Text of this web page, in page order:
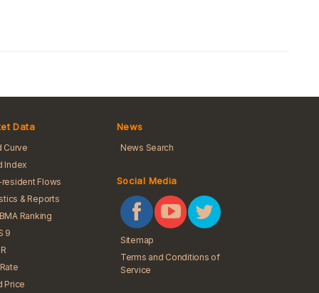
Data
Curve
Index
Flows
& Reports
Ranking
9
Price
News
News Search
Social Media
Sitemap
Terms and Conditions of
Service